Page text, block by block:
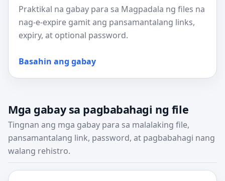
Praktikal na gabay para sa Magpadala ng files na
nag-e-expire gamit ang pansamantalang links,
expiry, at optional password.
Basahin ang gabay
Mga gabay sa pagbabahagi ng file
Tingnan ang mga gabay para sa malalaking file,
pansamantalang link, password, at pagbabahagi nang
walang rehistro.